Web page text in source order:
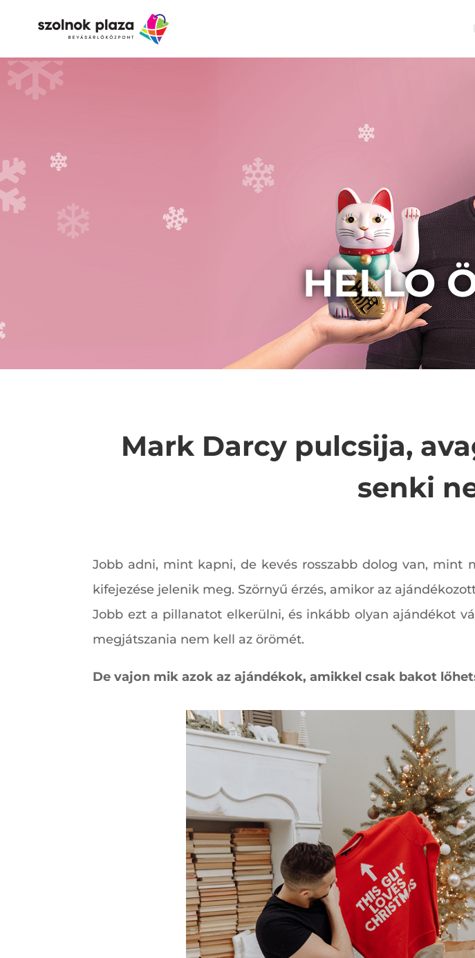
HELLO
Mark Darcy pulcsija,
senki
Jobb adni, mint kapni, de kevés rosszabb dolog van,
kifejezése jelenik meg. Szörnyű érzés, amikor az
Jobb ezt a pillanatot elkerülni, és inkább olyan ajándékot
megjátszania nem kell az örömét.
De vajon mik azok az ajándékok, amikkel csak bakot